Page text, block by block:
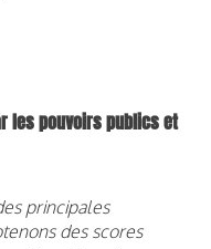
les pouvoirs publics et
principales
des scores